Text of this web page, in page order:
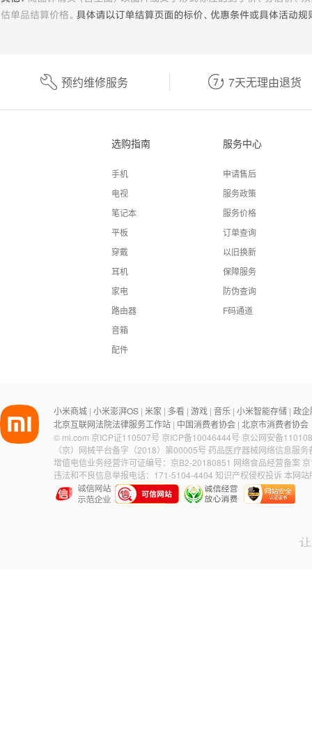
预约维修服务 7天无理由退货
选购指南
手机
电视
笔记本
平板
穿戴
耳机
家电
路由器
音箱
配件
服务中心
申请售后
服务政策
服务价格
订单查询
以旧换新
保障服务
防伪查询
F码通道
小米商城 | 小米澎湃OS | 米家 | 多看 | 游戏 | 音乐 | 小米智能存储 | 政企
北京互联网法院法律服务工作站 | 中国消费者协会 | 北京市消费者协会
© mi.com 京ICP证110507号 京ICP备10046444号 京公网安备
（京）网械平台备字（2018）第00005号 药品医疗器械网络信息服
增值电信业务经营许可证编号：京B2-20180851 网络食品经营备案
违法和不良信息举报电话：171-5104-4404 知识产权侵权投诉 本网